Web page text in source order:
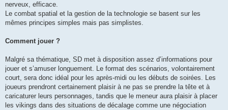
nerveux, efficace.
Le combat spatial et la gestion de la technologie se basent sur les
mêmes principes simples mais pas simplistes.
Comment jouer ?
Malgré sa thématique, SD met à disposition assez d’informations pour
jouer et s’amuser longuement. Le format des scénarios, volontairement
court, sera donc idéal pour les après-midi ou les débuts de soirées. Les
joueurs prendront certainement plaisir à ne pas se prendre la tête et à
caricaturer leurs personnages, tandis que le meneur aura plaisir à placer
les vikings dans des situations de décalage comme une négociation